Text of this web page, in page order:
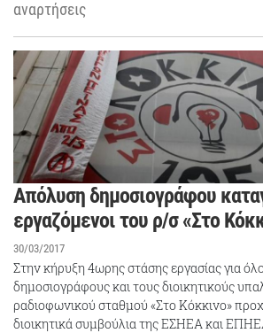
αναρτήσεις
Απόλυση δημοσιογράφου
εργαζόμενοι του ρ/σ «Στο
30/03/2017
Στην κήρυξη 4ωρης στάσης εργασίας για
δημοσιογράφους και τους διοικητικούς
ραδιοφωνικού σταθμού «Στο Κόκκινο»
διοικητικά συμβούλια της ΕΣΗΕΑ και